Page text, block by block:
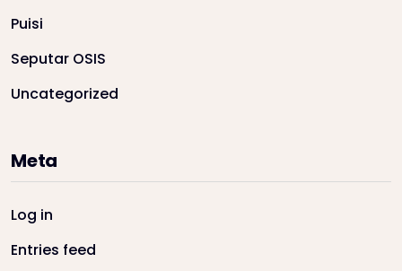
Puisi
Seputar OSIS
Uncategorized
Meta
Log in
Entries feed